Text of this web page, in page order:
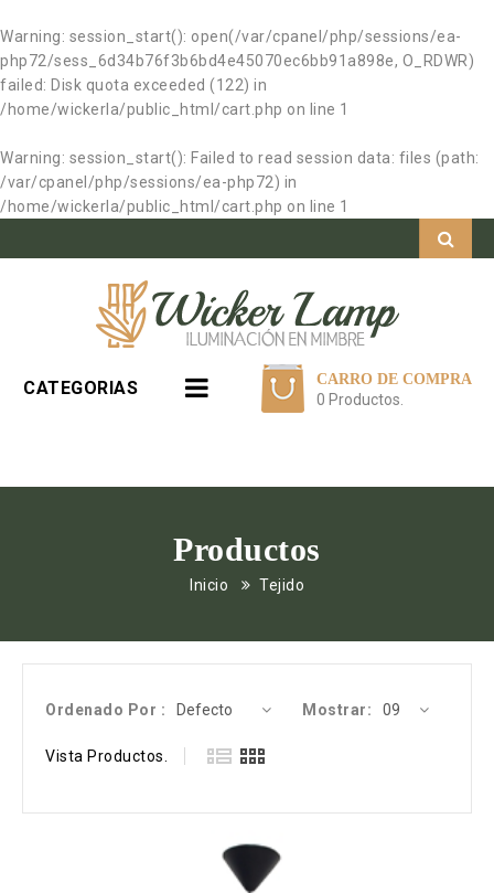
Warning: session_start(): open(/var/cpanel/php/sessions/ea-
php72/sess_6d34b76f3b6bd4e45070ec6bb91a898e, O_RDWR)
failed: Disk quota exceeded (122) in
/home/wickerla/public_html/cart.php on line 1
Warning: session_start(): Failed to read session data: files (path:
/var/cpanel/php/sessions/ea-php72) in
/home/wickerla/public_html/cart.php on line 1
CATEGORIAS CARRO DE COMPRA
0 Productos.
Productos
Inicio Tejido
Ordenado Por : Mostrar:
Vista Productos.